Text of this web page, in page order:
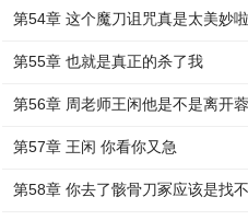
第54章 这个魔刀诅咒真是太美妙啦
第55章 也就是真正的杀了我
第56章 周老师王闲他是不是离开
第57章 王闲 你看你又急
第58章 你去了骸骨刀冢应该是找